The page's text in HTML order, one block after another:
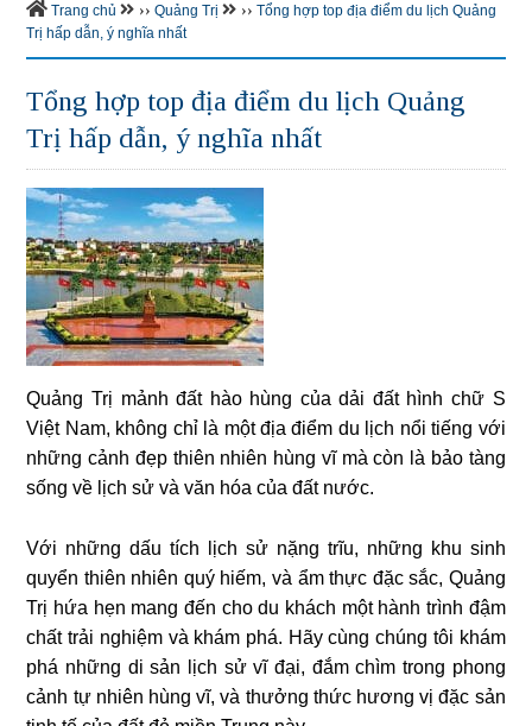
Trang chủ ›› Quảng Trị ›› Tổng hợp top địa điểm du lịch Quảng
Trị hấp dẫn, ý nghĩa nhất
Tổng hợp top địa điểm du lịch Quảng
Trị hấp dẫn, ý nghĩa nhất
Quảng Trị mảnh đất hào hùng của dải đất hình chữ S
Việt Nam, không chỉ là một địa điểm du lịch nổi tiếng với
những cảnh đẹp thiên nhiên hùng vĩ mà còn là bảo tàng
sống về lịch sử và văn hóa của đất nước.
Với những dấu tích lịch sử nặng trĩu, những khu sinh
quyển thiên nhiên quý hiếm, và ẩm thực đặc sắc, Quảng
Trị hứa hẹn mang đến cho du khách một hành trình đậm
chất trải nghiệm và khám phá. Hãy cùng chúng tôi khám
phá những di sản lịch sử vĩ đại, đắm chìm trong phong
cảnh tự nhiên hùng vĩ, và thưởng thức hương vị đặc sản